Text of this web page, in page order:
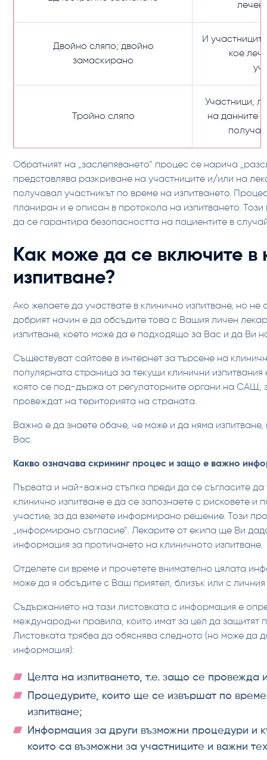
Двойно сляпо; двойно
замаскирано
И
кое
Тройно сляпо
Участници,
на данните
Обратният на „заслепяването” процес се нарича
представлява разкриване на участниците и/или на
получавал участникът по време на изпитването.
планиран и е описан в протокола на изпитването.
да се гарантира безопасността на пациентите в
‍Как може да се включите в
изпитване?
Ако желаете да участвате в клинично изпитване, но
добрият начин е да обсъдите това с Вашия личен
изпитване, което може да е подходящо за Вас и да Ви
Съществуват сайтове в интернет за търсене на
популярната страница за текущи клинични изпитвания
която се под-държа от регулаторните органи на САЩ,
провеждат на територията на страната.
Важно е да знаете обаче, че може и да няма
Вас.
Какво означава скрининг процес и защо е важно
Първата и най-важна стъпка преди да се съгласите да
клинично изпитване е да се запознаете с рисковете и
участие, за да вземете информирано решение. Този
„информирано съгласие”. Лекарите от екипа ще Ви
информация за протичането на клиничното изпитване.
Отделете си време и прочетете внимателно цялата
може да я обсъдите с Ваш приятел, близък или с личния
Съдържанието на тази листовката с информация е
международни правила, които имат за цел да защитят
Листовката трябва да обяснява следното (но може да
информация):
Целта на изпитването, т.е. защо се провежда
Процедурите, които ще се извършат по
изпитване;
Информация за други възможни процедури и
които са възможни за участниците и важни